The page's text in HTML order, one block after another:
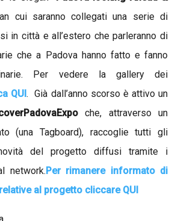
cui saranno collegati una serie di
in città e all’estero che parleranno di
che a Padova hanno fatto e fanno
Per vedere la gallery dei
QUI. Già dall’anno scorso è attivo un
che, attraverso un
(una Tagboard), raccoglie tutti gli
del progetto diffusi tramite i
network.Per rimanere informato di
al progetto cliccare QUI